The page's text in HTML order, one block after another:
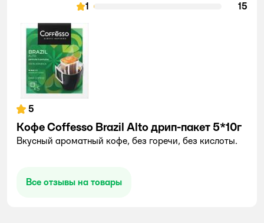
1
15
5
Кофе Coffesso Brazil Alto дрип-пакет 5*10г
Вкусный ароматный кофе, без горечи, без кислоты.
Все отзывы на товары